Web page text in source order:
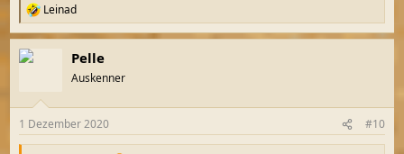
R
e
a
k
e
n
Leinad
Pelle
Auskenner
1 Dezember 2020 #10